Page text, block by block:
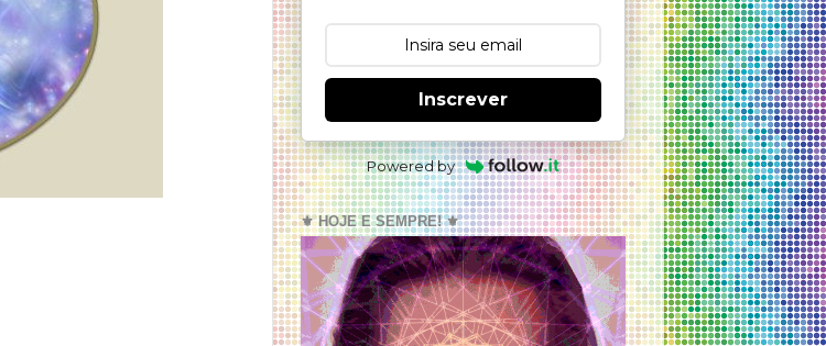
Inscrever
Powered by
⚜️ HOJE E SEMPRE! ⚜️